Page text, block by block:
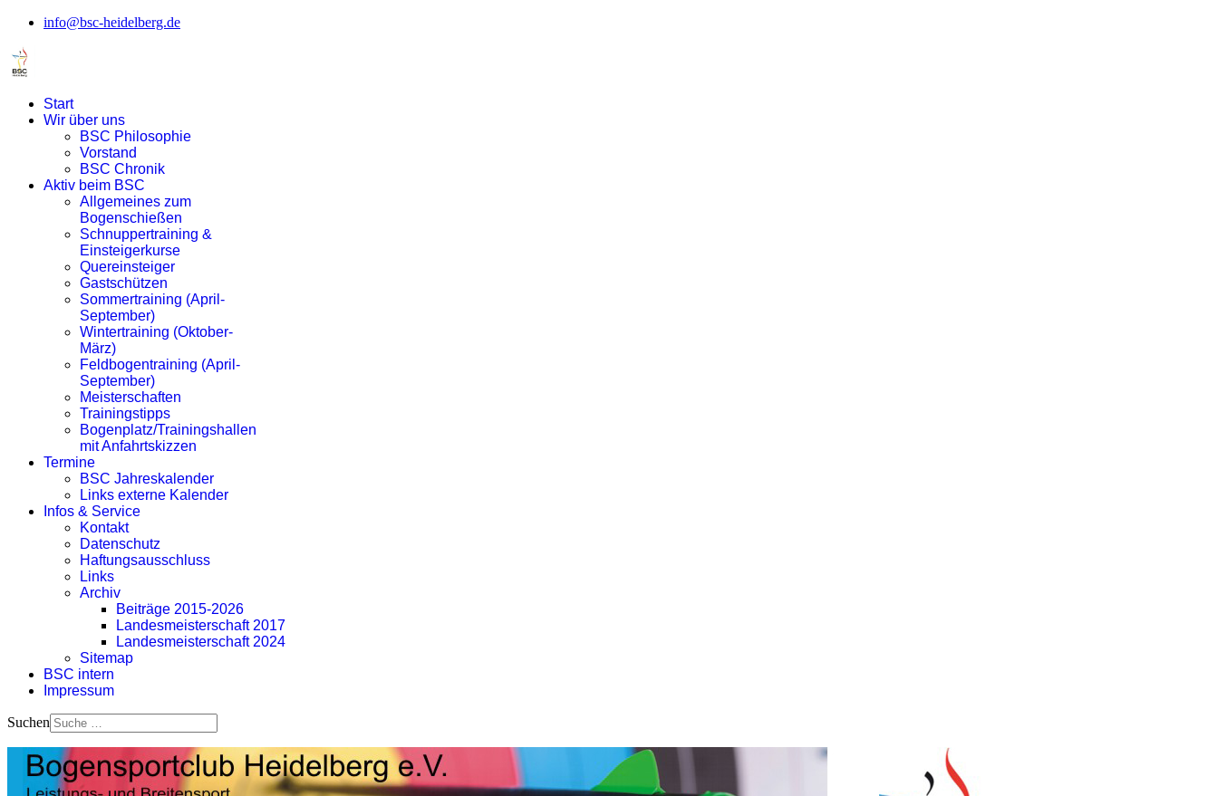
info@bsc-heidelberg.de
Start
Wir über uns
BSC Philosophie
Vorstand
BSC Chronik
Aktiv beim BSC
Allgemeines zum
Bogenschießen
Schnuppertraining &
Einsteigerkurse
Quereinsteiger
Gastschützen
Sommertraining (April-
September)
Wintertraining (Oktober-
März)
Feldbogentraining (April-
September)
Meisterschaften
Trainingstipps
Bogenplatz/Trainingshallen
mit Anfahrtskizzen
Termine
BSC Jahreskalender
Links externe Kalender
Infos & Service
Kontakt
Datenschutz
Haftungsausschluss
Links
Archiv
Beiträge 2015-2026
Landesmeisterschaft 2017
Landesmeisterschaft 2024
Sitemap
BSC intern
Impressum
Suchen